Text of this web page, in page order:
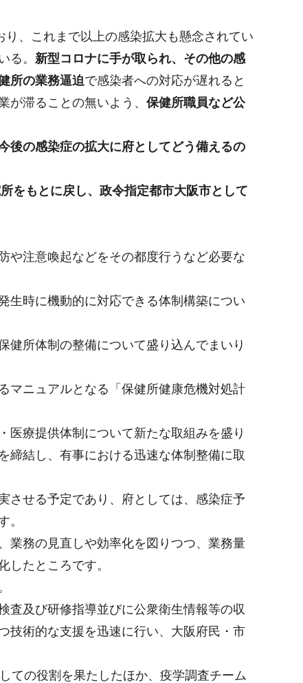
、これまで以上の感染拡大も懸念されてい
る。 新型コロナに手が取られ、その他の感
所の業務逼迫で感染者への対応が遅れると
滞ることの無いよう、 保健所職員など公
後の感染症の拡大に府としてどう備えるの
をもとに戻し、政令指定都市大阪市として
や注意喚起などをその都度行うなど必要な
生時に機動的に対応できる体制構築につい
健所体制の整備について盛り込んでまいり
マニュアルとなる「保健所健康危機対処計
医療提供体制について新たな取組みを盛り
締結し、有事における迅速な体制整備に取
させる予定であり、府としては、感染症予
。
業務の見直しや効率化を図りつつ、業務量
したところです。
査及び研修指導並びに公衆衛生情報等の収
技術的な支援を迅速に行い、大阪府民・市
ての役割を果たしたほか、疫学調査チーム